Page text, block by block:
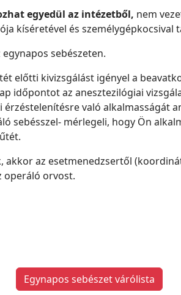
egyedül az intézetből, nem
kíséretével és személygépkocsival
sebészeten.
előtti kivizsgálást igényel a
időpontot az anesztezilógiai
való alkalmasságát
sebésszel- mérlegeli, hogy Ön
akkor az esetmenedzsertől
operáló orvost.
Egynapos sebészet várólista